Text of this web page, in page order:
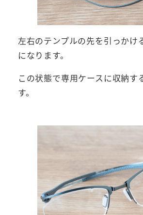
左右のテンプルの先を引っかけ
になります。
この状態で専用ケースに収納す
す。